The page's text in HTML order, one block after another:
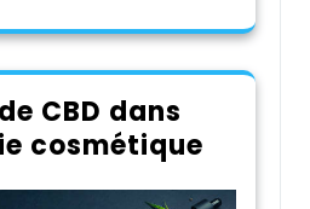
CBD dans
cosmétique